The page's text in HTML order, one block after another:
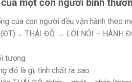
một con người bình
của con người đều vận hành theo
THÁI ĐỘ → LỜI NÓI – HÀNH
tượng
đó là gì, tính chất ra sao